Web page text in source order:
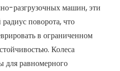
разгрузочных машин, эти
поворота, что
в ограниченном
Колеса
для равномерного